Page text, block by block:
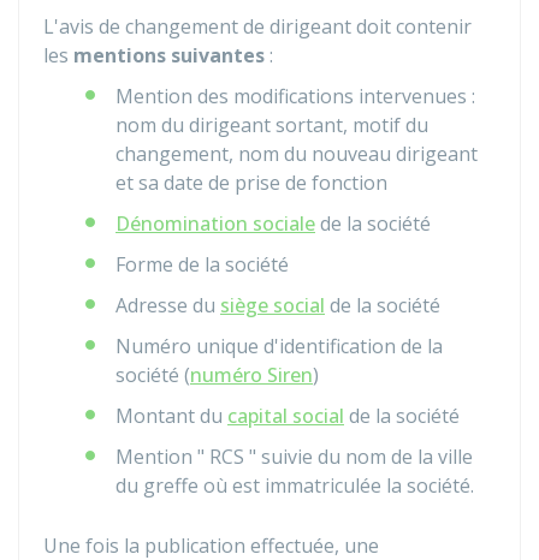
L'avis de changement de dirigeant doit contenir
les mentions suivantes :
Mention des modifications intervenues :
nom du dirigeant sortant, motif du
changement, nom du nouveau dirigeant
et sa date de prise de fonction
Dénomination socialede la société
Forme de la société
Adresse du siège social de la société
Numéro unique d'identification de la
société (numéro Siren)
Montant du capital social de la société
Mention " RCS " suivie du nom de la ville
du greffe où est immatriculée la société.
Une fois la publication effectuée, une